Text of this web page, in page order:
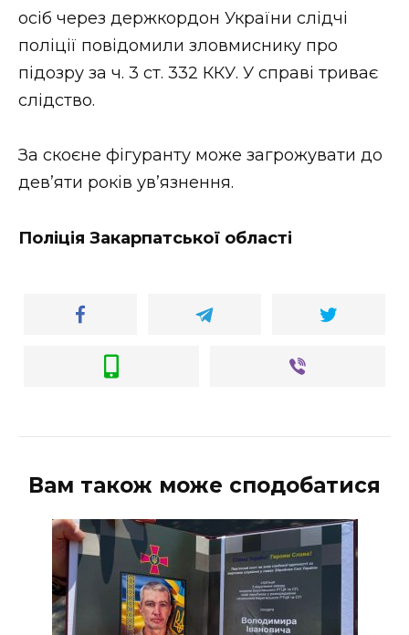
осіб через держкордон України слідчі
поліції повідомили зловмиснику про
підозру за ч. 3 ст. 332 ККУ. У справі триває
слідство.
За скоєне фігуранту може загрожувати до
дев’яти років ув’язнення.
Поліція Закарпатської області
Вам також може сподобатися